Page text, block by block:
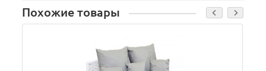
Похожие товары